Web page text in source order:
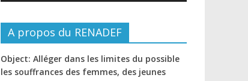
A propos du RENADEF
Object: Alléger dans les limites du possible
les souffrances des femmes, des jeunes